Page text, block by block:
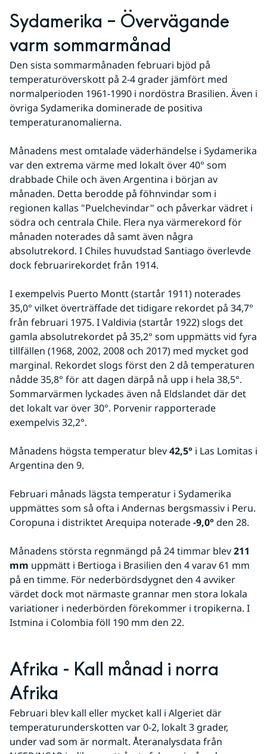
Sydamerika – Övervägande
varm sommarmånad
Den sista sommarmånaden februari bjöd på
temperaturöverskott på 2-4 grader jämfört med
normalperioden 1961-1990 i nordöstra Brasilien. Även i
övriga Sydamerika dominerade de positiva
temperaturanomalierna.
Månadens mest omtalade väderhändelse i Sydamerika
var den extrema värme med lokalt över 40° som
drabbade Chile och även Argentina i början av
månaden. Detta berodde på föhnvindar som i
regionen kallas "Puelchevindar" och påverkar vädret i
södra och centrala Chile. Flera nya värmerekord för
månaden noterades då samt även några
absolutrekord. I Chiles huvudstad Santiago överlevde
dock februarirekordet från 1914.
I exempelvis Puerto Montt (startår 1911) noterades
35,0° vilket överträffade det tidigare rekordet på 34,7°
från februari 1975. I Valdivia (startår 1922) slogs det
gamla absolutrekordet på 35,2° som uppmätts vid fyra
tillfällen (1968, 2002, 2008 och 2017) med mycket god
marginal. Rekordet slogs först den 2 då temperaturen
nådde 35,8° för att dagen därpå nå upp i hela 38,5°.
Sommarvärmen lyckades även nå Eldslandet där det
det lokalt var över 30°. Porvenir rapporterade
exempelvis 32,2°.
Månadens högsta temperatur blev 42,5° i Las Lomitas i
Argentina den 9.
Februari månads lägsta temperatur i Sydamerika
uppmättes som så ofta i Andernas bergsmassiv i Peru.
Coropuna i distriktet Arequipa noterade -9,0° den 28.
Månadens största regnmängd på 24 timmar blev 211
mm uppmätt i Bertioga i Brasilien den 4 varav 61 mm
på en timme. För nederbördsdygnet den 4 avviker
värdet dock mot närmaste grannar men stora lokala
variationer i nederbörden förekommer i tropikerna. I
Istmina i Colombia föll 190 mm den 22.
Afrika - Kall månad i norra
Afrika
Februari blev kall eller mycket kall i Algeriet där
temperaturunderskotten var 0-2, lokalt 3 grader,
under vad som är normalt. Återanalysdata från